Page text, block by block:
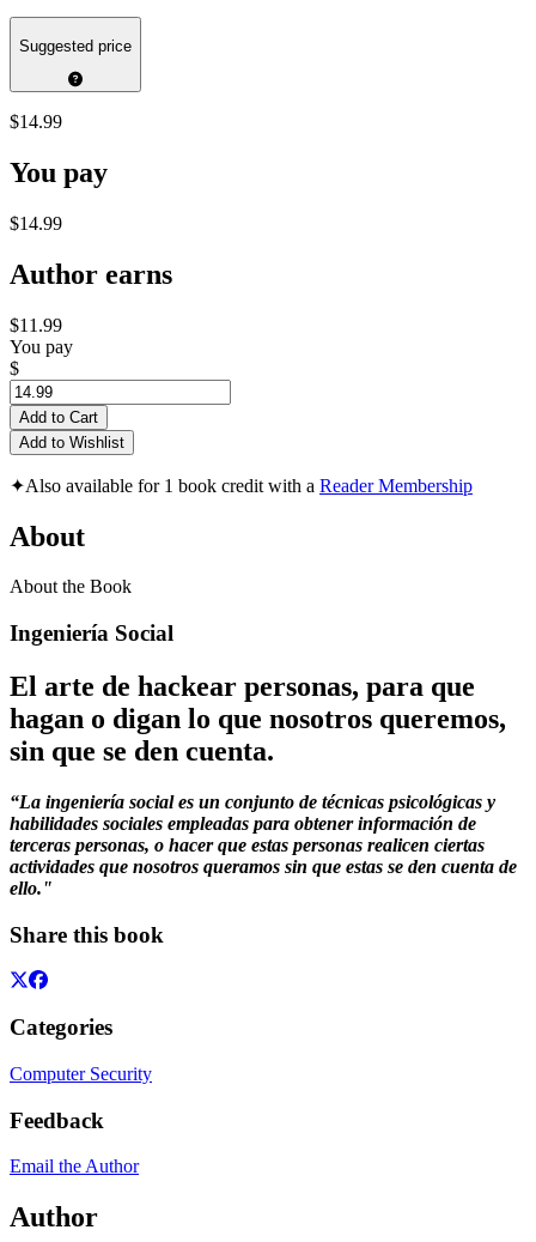
Suggested price
$14.99
You pay
$14.99
Author earns
$11.99
You pay
$
Add to Cart
Add to Wishlist
✦Also available for 1 book credit with a Reader Membership
About
About the Book
Ingeniería Social
El arte de hackear personas, para que
hagan o digan lo que nosotros queremos,
sin que se den cuenta.
“La ingeniería social es un conjunto de técnicas psicológicas y
habilidades sociales empleadas para obtener información de
terceras personas, o hacer que estas personas realicen ciertas
actividades que nosotros queramos sin que estas se den cuenta de
ello."
Share this book
Categories
Computer Security
Feedback
Email the Author
Author